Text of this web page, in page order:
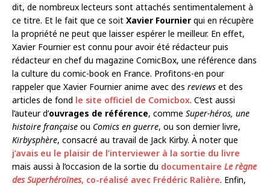
dit, de nombreux lecteurs sont attachés sentimentalement à
ce titre. Et le fait que ce soit Xavier Fournier qui en récupère
la propriété ne peut que laisser espérer le meilleur. En effet,
Xavier Fournier est connu pour avoir été rédacteur puis
rédacteur en chef du magazine ComicBox, une référence dans
la culture du comic-book en France. Profitons-en pour
rappeler que Xavier Fournier anime avec des reviews et des
articles de fond le site officiel de Comicbox. C’est aussi
l’auteur d’ouvrages de référence, comme Super-héros, une
histoire française ou Comics en guerre, ou son dernier livre,
Kirbysphère, consacré au travail de Jack Kirby. À noter que
j’avais eu le plaisir de l’interviewer à la sortie du livre
mais aussi à l’occasion de la sortie du documentaire Le règne
des Superhéroïnes, co-réalisé avec Frédéric Ralière. Enfin,